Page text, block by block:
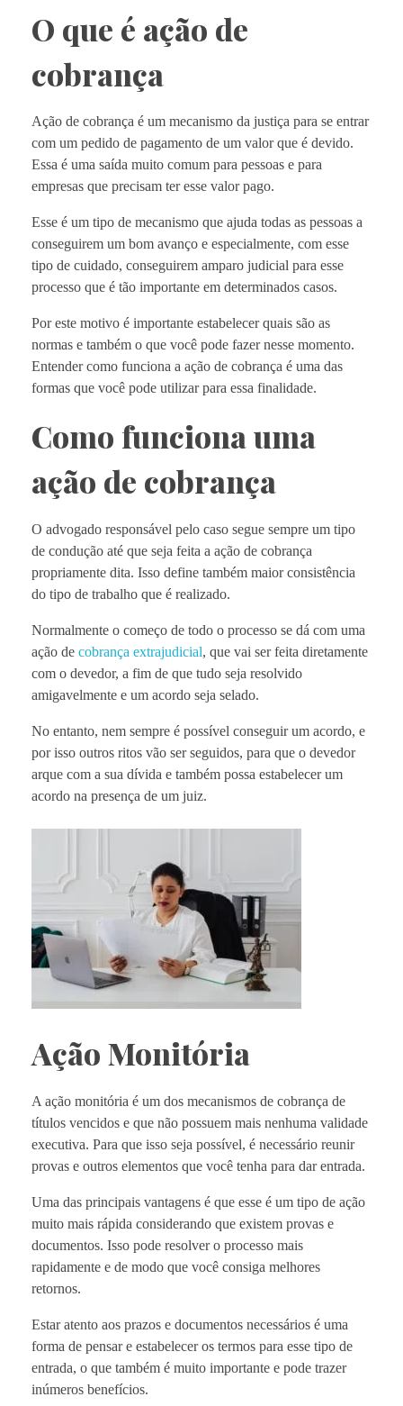
O que é ação de
cobrança
Ação de cobrança é um mecanismo da justiça para se entrar
com um pedido de pagamento de um valor que é devido.
Essa é uma saída muito comum para pessoas e para
empresas que precisam ter esse valor pago.
Esse é um tipo de mecanismo que ajuda todas as pessoas a
conseguirem um bom avanço e especialmente, com esse
tipo de cuidado, conseguirem amparo judicial para esse
processo que é tão importante em determinados casos.
Por este motivo é importante estabelecer quais são as
normas e também o que você pode fazer nesse momento.
Entender como funciona a ação de cobrança é uma das
formas que você pode utilizar para essa finalidade.
Como funciona uma
ação de cobrança
O advogado responsável pelo caso segue sempre um tipo
de condução até que seja feita a ação de cobrança
propriamente dita. Isso define também maior consistência
do tipo de trabalho que é realizado.
Normalmente o começo de todo o processo se dá com uma
ação de cobrança extrajudicial, que vai ser feita diretamente
com o devedor, a fim de que tudo seja resolvido
amigavelmente e um acordo seja selado.
No entanto, nem sempre é possível conseguir um acordo, e
por isso outros ritos vão ser seguidos, para que o devedor
arque com a sua dívida e também possa estabelecer um
acordo na presença de um juiz.
Ação Monitória
A ação monitória é um dos mecanismos de cobrança de
títulos vencidos e que não possuem mais nenhuma validade
executiva. Para que isso seja possível, é necessário reunir
provas e outros elementos que você tenha para dar entrada.
Uma das principais vantagens é que esse é um tipo de ação
muito mais rápida considerando que existem provas e
documentos. Isso pode resolver o processo mais
rapidamente e de modo que você consiga melhores
retornos.
Estar atento aos prazos e documentos necessários é uma
forma de pensar e estabelecer os termos para esse tipo de
entrada, o que também é muito importante e pode trazer
inúmeros benefícios.